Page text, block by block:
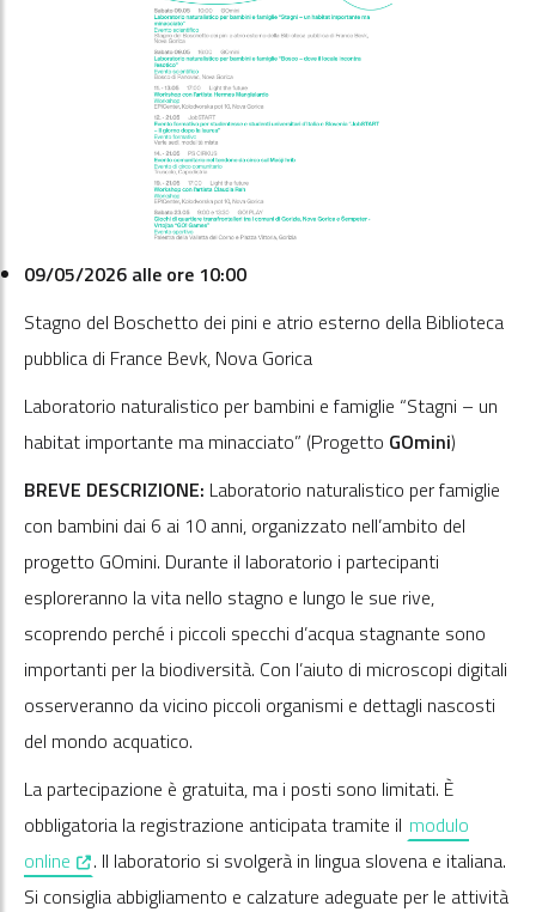
09/05/2026 alle ore 10:00
Stagno del Boschetto dei pini e atrio esterno della Biblioteca
pubblica di France Bevk, Nova Gorica
Laboratorio naturalistico per bambini e famiglie “Stagni – un
habitat importante ma minacciato” (Progetto GOmini)
BREVE DESCRIZIONE: Laboratorio naturalistico per famiglie
con bambini dai 6 ai 10 anni, organizzato nell’ambito del
progetto GOmini. Durante il laboratorio i partecipanti
esploreranno la vita nello stagno e lungo le sue rive,
scoprendo perché i piccoli specchi d’acqua stagnante sono
importanti per la biodiversità. Con l’aiuto di microscopi digitali
osserveranno da vicino piccoli organismi e dettagli nascosti
del mondo acquatico.
La partecipazione è gratuita, ma i posti sono limitati. È
obbligatoria la registrazione anticipata tramite il modulo
online , opens in a new window
. Il laboratorio si svolgerà in lingua slovena e italiana.
Si consiglia abbigliamento e calzature adeguate per le attività